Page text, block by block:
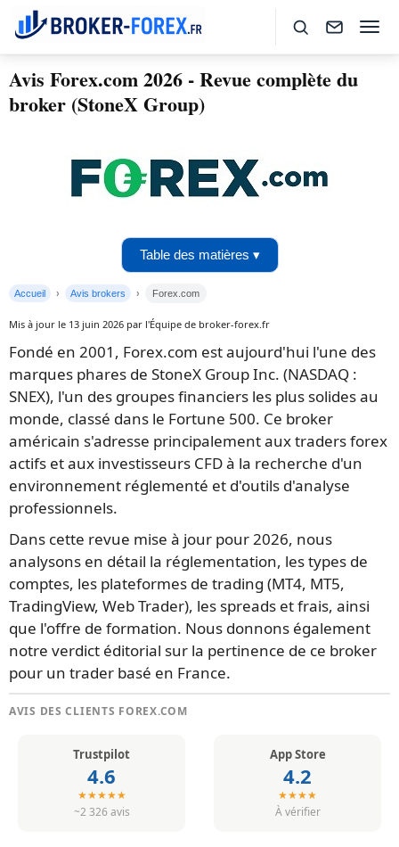
Avis Forex.com 2026 - Revue complète du
broker (StoneX Group)
Table des matières ▾
Accueil Avis brokers Forex.com
Mis à jour le 13 juin 2026 par l'Équipe de broker-forex.fr
Fondé en 2001, Forex.com est aujourd'hui l'une des
marques phares de StoneX Group Inc. (NASDAQ :
SNEX), l'un des groupes financiers les plus solides au
monde, classé dans le Fortune 500. Ce broker
américain s'adresse principalement aux traders forex
actifs et aux investisseurs CFD à la recherche d'un
environnement réglementé et d'outils d'analyse
professionnels.
Dans cette revue mise à jour pour 2026, nous
analysons en détail la réglementation, les types de
comptes, les plateformes de trading (MT4, MT5,
TradingView, Web Trader), les spreads et frais, ainsi
que l'offre de formation. Nous donnons également
notre verdict éditorial sur la pertinence de ce broker
pour un trader basé en France.
AVIS DES CLIENTS FOREX.COM
Trustpilot
4.6
★★★★★
~2 326 avis
App Store
4.2
★★★★
À vérifier